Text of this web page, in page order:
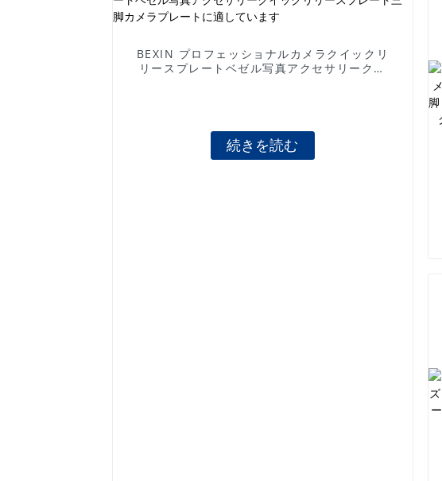
BEXIN プロフェッショナルカメラクイックリ
リースプレートベゼル写真アクセサリークイ
続きを読む